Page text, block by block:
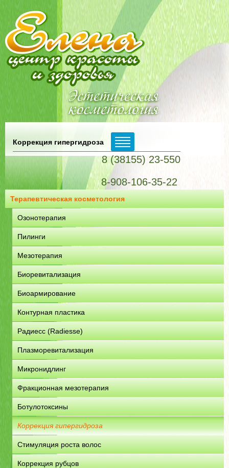
Коррекция гипергидроза
8 (38155) 23-550
8-908-106-35-22
Терапевтическая косметология
Озонотерапия
Пилинги
Мезотерапия
Биоревитализация
Биоармирование
Контурная пластика
Радиесс (Radiesse)
Плазморевитализация
Микронидлинг
Фракционная мезотерапия
Ботулотоксины
Коррекция гипергидроза
Стимуляция роста волос
Коррекция рубцов